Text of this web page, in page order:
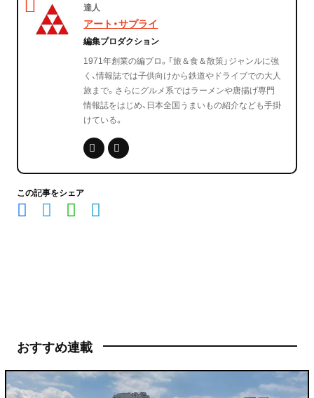
達人
アート・サプライ
編集プロダクション
1971年創業の編プロ。「旅＆食＆散策」ジャンルに強
く、情報誌では子供向けから鉄道やドライブでの大人
旅まで。さらにグルメ系ではラーメンや唐揚げ専門
情報誌をはじめ、日本全国うまいもの紹介なども手掛
けている。
この記事をシェア
おすすめ連載